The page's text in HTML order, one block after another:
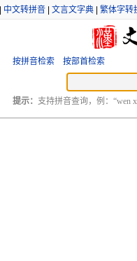
中文转拼音 文言文字典 繁体字转
按拼音检索 按部首检索
提示： 支持拼音查询，例：“wen